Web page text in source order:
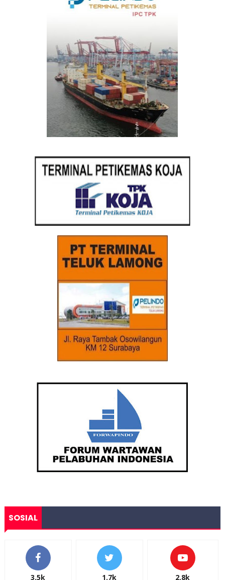
SOSIAL
3.5k 1.7k 2.8k